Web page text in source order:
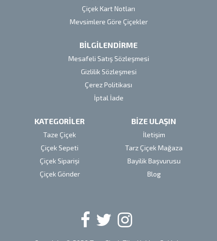
Çiçek Kart Notları
Mevsimlere Göre Çiçekler
BİLGİLENDİRME
Mesafeli Satış Sözleşmesi
Gizlilik Sözleşmesi
Çerez Politikası
İptal İade
KATEGORİLER
Taze Çiçek
Çiçek Sepeti
Çiçek Siparişi
Çiçek Gönder
BİZE ULAŞIN
İletişim
Tarz Çiçek Mağaza
Bayilik Başvurusu
Blog